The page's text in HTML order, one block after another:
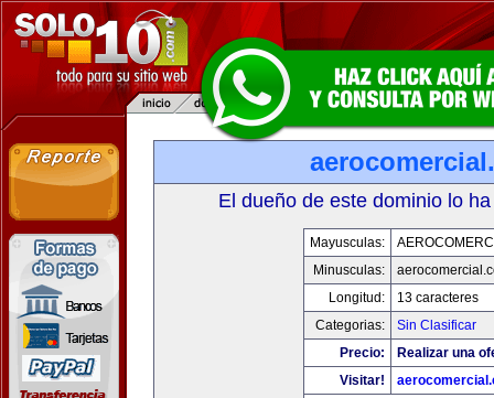
El dueño de este dominio lo
Mayusculas:
Minusculas:
Longitud:
13 caracteres
Categorias:
Sin Clasificar
Precio:
Realizar una
Visitar!